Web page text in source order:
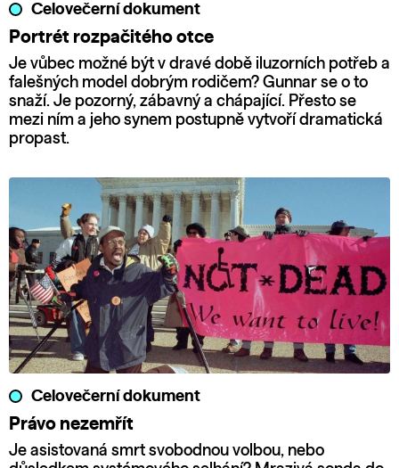
Celovečerní dokument
Portrét rozpačitého otce
Je vůbec možné být v dravé době iluzorních potřeb a
falešných model dobrým rodičem? Gunnar se o to
snaží. Je pozorný, zábavný a chápající. Přesto se
mezi ním a jeho synem postupně vytvoří dramatická
propast.
Celovečerní dokument
Právo nezemřít
Je asistovaná smrt svobodnou volbou, nebo